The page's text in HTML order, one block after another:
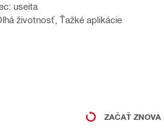
useita
životnosť, Ťažké aplikácie
ZAČAŤ ZNOVA